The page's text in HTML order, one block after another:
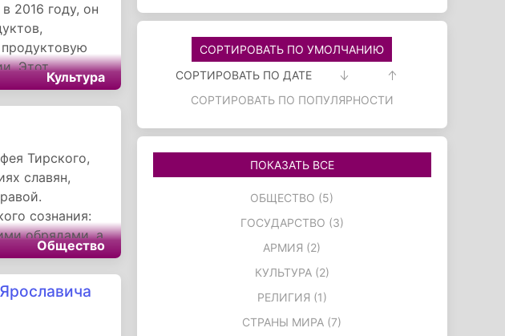
2016 году, он
Этот
— шаг к
Культура
Тирского,
славян,
сознания:
обрядами, а
сон-
ясно:
прошлым и
Общество
СОРТИРОВАТЬ ПО УМОЛЧАНИЮ
СОРТИРОВАТЬ ПО ДАТЕ
СОРТИРОВАТЬ ПО ПОПУЛЯРНОСТИ
ПОКАЗАТЬ ВСЕ
ОБЩЕСТВО (5)
ГОСУДАРСТВО (3)
АРМИЯ (2)
КУЛЬТУРА (2)
РЕЛИГИЯ (1)
СТРАНЫ МИРА (7)